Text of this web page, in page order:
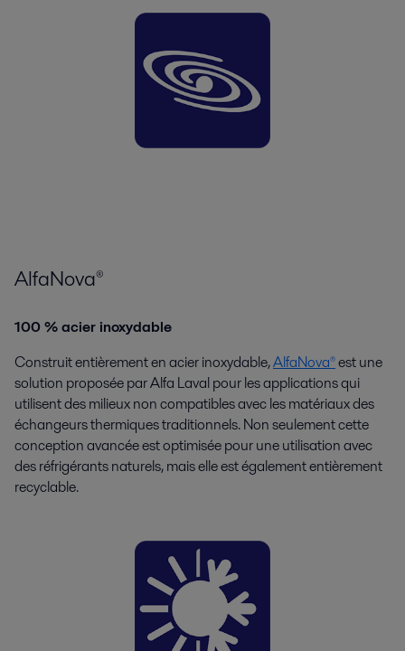
AlfaNova®
100 % acier inoxydable
Construit entièrement en acier inoxydable,AlfaNova®est une
solution proposée par Alfa Laval pour les applications qui
utilisent des milieux non compatibles avec les matériaux des
échangeurs thermiques traditionnels. Non seulement cette
conception avancée est optimisée pour une utilisation avec
des réfrigérants naturels, mais elle est également entièrement
recyclable.